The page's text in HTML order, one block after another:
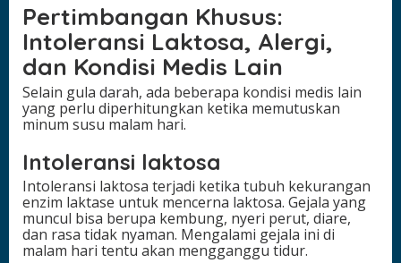
Pertimbangan Khusus:
Intoleransi Laktosa, Alergi,
dan Kondisi Medis Lain
Selain gula darah, ada beberapa kondisi medis lain
yang perlu diperhitungkan ketika memutuskan
minum susu malam hari.
Intoleransi laktosa
Intoleransi laktosa terjadi ketika tubuh kekurangan
enzim laktase untuk mencerna laktosa. Gejala yang
muncul bisa berupa kembung, nyeri perut, diare,
dan rasa tidak nyaman. Mengalami gejala ini di
malam hari tentu akan mengganggu tidur.